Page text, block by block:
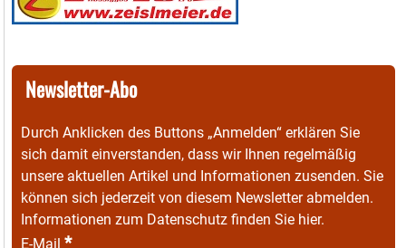
Newsletter-Abo
Durch Anklicken des Buttons „Anmelden“ erklären Sie
sich damit einverstanden, dass wir Ihnen regelmäßig
unsere aktuellen Artikel und Informationen zusenden. Sie
können sich jederzeit von diesem Newsletter abmelden.
Informationen zum Datenschutz finden Sie hier.
E-Mail *